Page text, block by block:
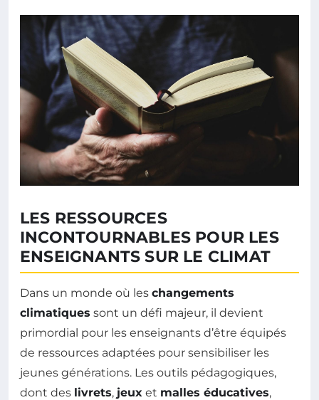
LES RESSOURCES
INCONTOURNABLES POUR LES
ENSEIGNANTS SUR LE CLIMAT
Dans un monde où les changements
climatiques sont un défi majeur, il devient
primordial pour les enseignants d’être équipés
de ressources adaptées pour sensibiliser les
jeunes générations. Les outils pédagogiques,
dont des livrets, jeux et malles éducatives,